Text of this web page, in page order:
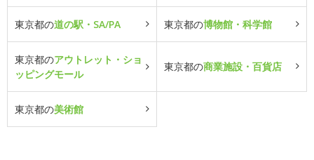
東京都の道の駅・SA/PA 東京都の博物館・科学館
東京都のアウトレット・ショ
ッピングモール
東京都の商業施設・百貨店
東京都の美術館